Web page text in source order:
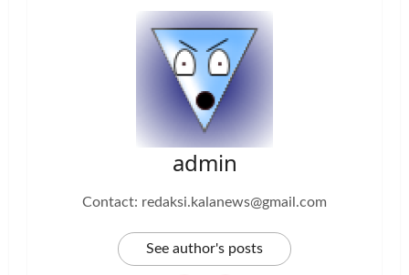
admin
Contact: redaksi.kalanews@gmail.com
See author's posts